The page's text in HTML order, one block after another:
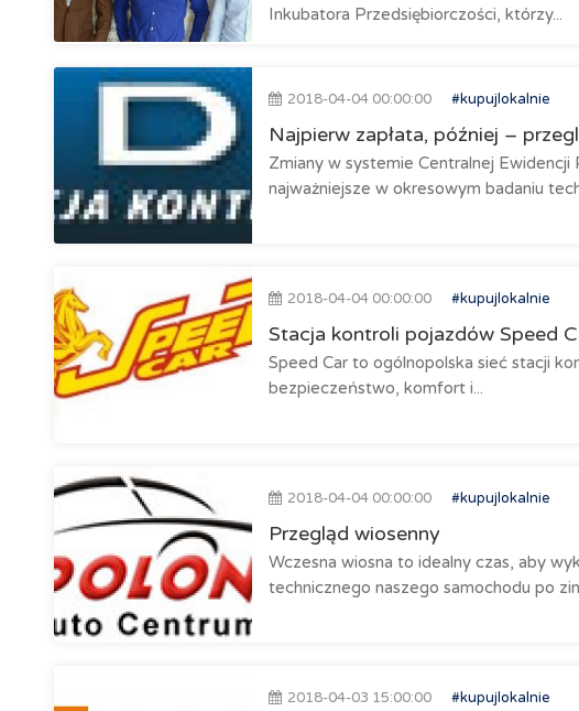
Inkubatora Przedsiębiorczości, którzy...
2018-04-04 00:00:00 #kupujlokalnie
Najpierw zapłata, później –
Zmiany w systemie Centralnej
najważniejsze w okresowym badaniu
2018-04-04 00:00:00 #kupujlokalnie
Stacja kontroli pojazdów Speed
Speed Car to ogólnopolska sieć stacji
bezpieczeństwo, komfort i...
2018-04-04 00:00:00 #kupujlokalnie
Przegląd wiosenny
Wczesna wiosna to idealny czas, aby
technicznego naszego samochodu po
2018-04-03 15:00:00 #kupujlokalnie